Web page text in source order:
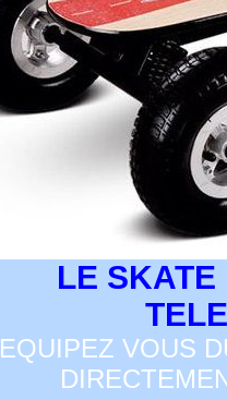
LE SKATE
EQUIPEZ VOUS